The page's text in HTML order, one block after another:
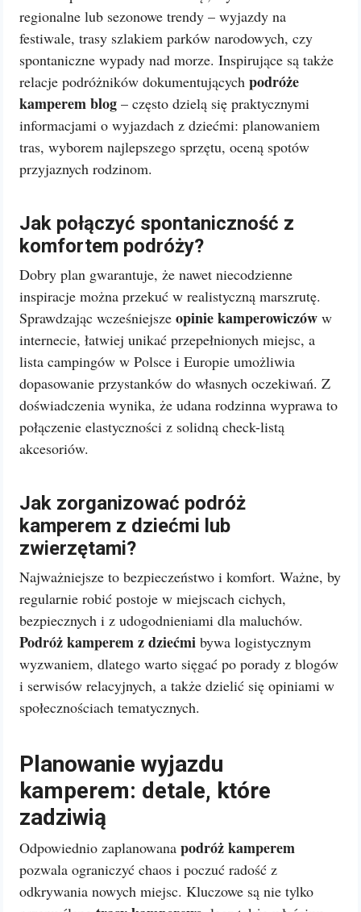
regionalne lub sezonowe trendy – wyjazdy na
festiwale, trasy szlakiem parków narodowych, czy
spontaniczne wypady nad morze. Inspirujące są także
relacje podróżników dokumentujących podróże
kamperem blog – często dzielą się praktycznymi
informacjami o wyjazdach z dziećmi: planowaniem
tras, wyborem najlepszego sprzętu, oceną spotów
przyjaznych rodzinom.
Jak połączyć spontaniczność z
komfortem podróży?
Dobry plan gwarantuje, że nawet niecodzienne
inspiracje można przekuć w realistyczną marszrutę.
Sprawdzając wcześniejsze opinie kamperowiczów w
internecie, łatwiej unikać przepełnionych miejsc, a
lista campingów w Polsce i Europie umożliwia
dopasowanie przystanków do własnych oczekiwań. Z
doświadczenia wynika, że udana rodzinna wyprawa to
połączenie elastyczności z solidną check-listą
akcesoriów.
Jak zorganizować podróż
kamperem z dziećmi lub
zwierzętami?
Najważniejsze to bezpieczeństwo i komfort. Ważne, by
regularnie robić postoje w miejscach cichych,
bezpiecznych i z udogodnieniami dla maluchów.
Podróż kamperem z dziećmi bywa logistycznym
wyzwaniem, dlatego warto sięgać po porady z blogów
i serwisów relacyjnych, a także dzielić się opiniami w
społecznościach tematycznych.
Planowanie wyjazdu
kamperem: detale, które
zadziwią
Odpowiednio zaplanowana podróż kamperem
pozwala ograniczyć chaos i poczuć radość z
odkrywania nowych miejsc. Kluczowe są nie tylko